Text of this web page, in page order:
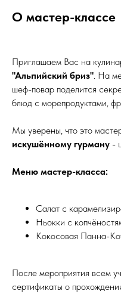
О мастер-классе
Приглашаем Вас на
"Альпийский бриз". На
шеф-повар поделится
блюд с морепродуктами,
Мы уверены, что это
искушённому гурману -
Меню мастер-класса:
Салат с
Ньокки с
Кокосовая Панна-
После мероприятия всем
сертификаты о